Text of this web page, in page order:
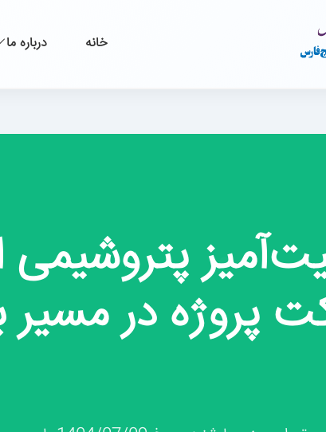
خانه درباره ما
پتروشیمی
پروژه در مسیر